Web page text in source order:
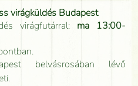
virágküldés Budapest
virágfutárral: ma 13:00-
belvásrosában lévő